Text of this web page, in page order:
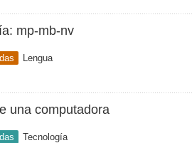
mp-mb-nv
Lengua
una computadora
Tecnología